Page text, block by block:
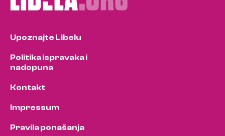
Upoznajte Libelu
Politika ispravaka i
nadopuna
Kontakt
Impressum
Pravila ponašanja